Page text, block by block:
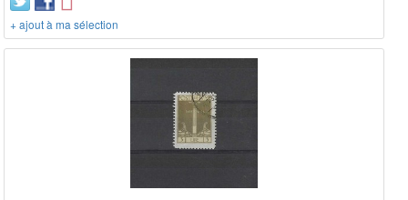
+ ajout à ma sélection